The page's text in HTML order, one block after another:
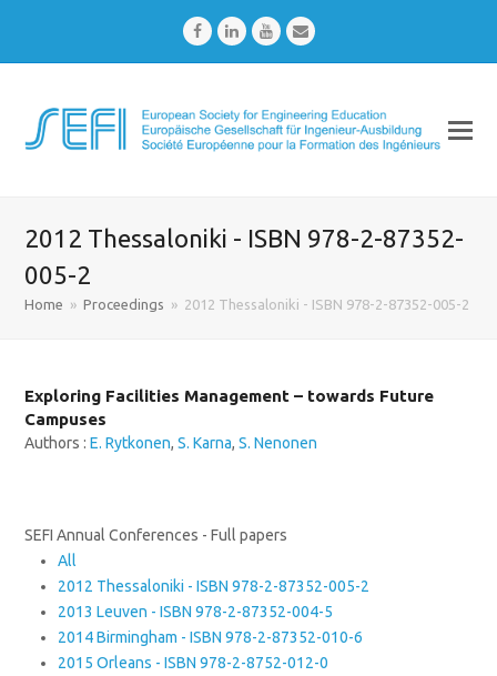
FacebookLinkedInYoutubeEmail
2012 Thessaloniki - ISBN 978-2-87352-
005-2
Home » Proceedings » 2012 Thessaloniki - ISBN 978-2-87352-005-2
Exploring Facilities Management – towards Future
Campuses
Authors :E. Rytkonen,S. Karna,S. Nenonen
SEFI Annual Conferences - Full papers
All
2012 Thessaloniki - ISBN 978-2-87352-005-2
2013 Leuven - ISBN 978-2-87352-004-5
2014 Birmingham - ISBN 978-2-87352-010-6
2015 Orleans - ISBN 978-2-8752-012-0